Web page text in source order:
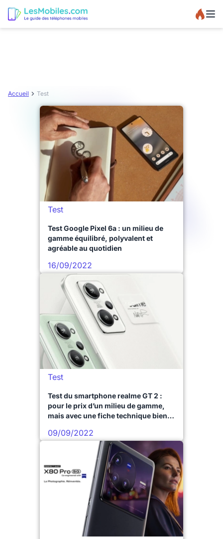
Accueil Test
Test
Test Google Pixel 6a : un milieu de
gamme équilibré, polyvalent et
agréable au quotidien
16/09/2022
Test
Test du smartphone realme GT 2 :
pour le prix d’un milieu de gamme,
mais avec une fiche technique bien
09/09/2022